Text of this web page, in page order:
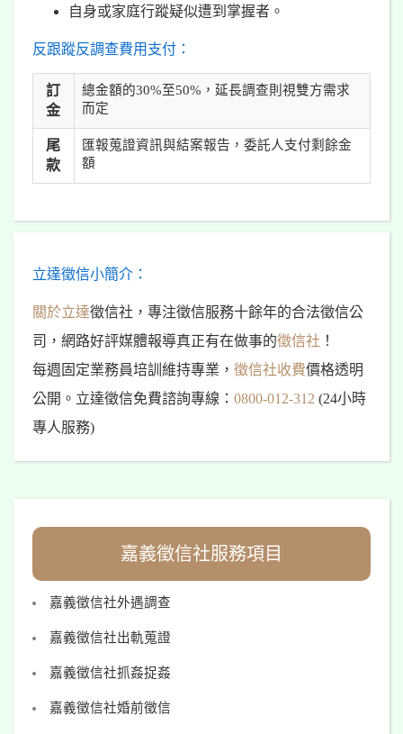
自身或家庭行蹤疑似遭到掌握者。
反跟蹤反調查費用支付：
訂
金
總金額的30%至50%，延長調查則視雙方需求
而定
尾
款
匯報蒐證資訊與結案報告，委託人支付剩餘金
額
立達徵信小簡介：
關於立達徵信社，專注徵信服務十餘年的合法徵信公
司，網路好評媒體報導真正有在做事的徵信社 ！
每週固定業務員培訓維持專業， 徵信社收費價格透明
公開。立達徵信免費諮詢專線： 0800-012-312 (24小時
專人服務)
嘉義徵信社服務項目
嘉義徵信社外遇調查
嘉義徵信社出軌蒐證
嘉義徵信社抓姦捉姦
嘉義徵信社婚前徵信